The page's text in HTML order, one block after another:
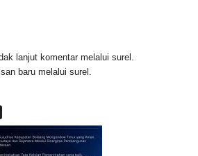
lanjut komentar melalui surel.
baru melalui surel.